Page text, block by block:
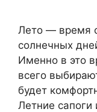
Лето — время
солнечных
Именно в это
всего
будет
Летние сапоги